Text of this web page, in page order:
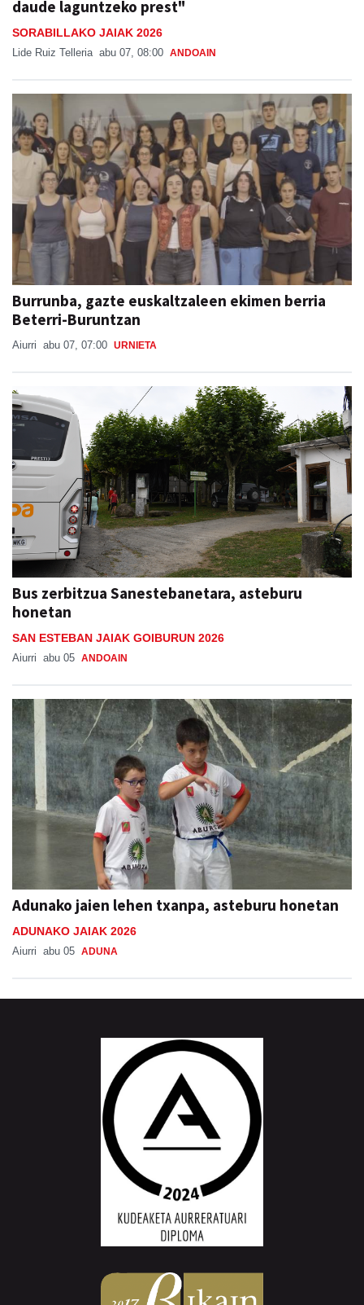
daude laguntzeko prest"
SORABILLAKO JAIAK 2026
Lide Ruiz Telleria abu 07, 08:00 ANDOAIN
Burrunba, gazte euskaltzaleen ekimen berria
Beterri-Buruntzan
Aiurri abu 07, 07:00 URNIETA
Bus zerbitzua Sanestebanetara, asteburu
honetan
SAN ESTEBAN JAIAK GOIBURUN 2026
Aiurri abu 05 ANDOAIN
Adunako jaien lehen txanpa, asteburu honetan
ADUNAKO JAIAK 2026
Aiurri abu 05 ADUNA